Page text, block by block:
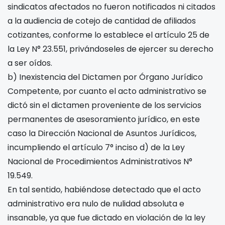
sindicatos afectados no fueron notificados ni citados
a la audiencia de cotejo de cantidad de afiliados
cotizantes, conforme lo establece el artículo 25 de
la Ley N° 23.551, privándoseles de ejercer su derecho
a ser oídos.
b) Inexistencia del Dictamen por Órgano Jurídico
Competente, por cuanto el acto administrativo se
dictó sin el dictamen proveniente de los servicios
permanentes de asesoramiento jurídico, en este
caso la Dirección Nacional de Asuntos Jurídicos,
incumpliendo el artículo 7° inciso d) de la Ley
Nacional de Procedimientos Administrativos N°
19.549.
En tal sentido, habiéndose detectado que el acto
administrativo era nulo de nulidad absoluta e
insanable, ya que fue dictado en violación de la ley